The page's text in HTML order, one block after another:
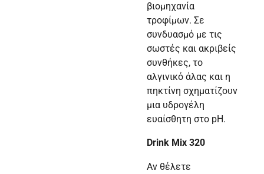
βιομηχανία
τροφίμων. Σε
συνδυασμό με τις
σωστές και ακριβείς
συνθήκες, το
αλγινικό άλας και η
πηκτίνη σχηματίζουν
μια υδρογέλη
ευαίσθητη στο pH.
Drink Mix 320
Αν θέλετε